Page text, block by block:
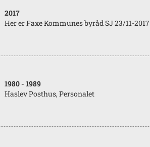
2017
Her er Faxe Kommunes byråd SJ 23/11-2017
1980 - 1989
Haslev Posthus, Personalet